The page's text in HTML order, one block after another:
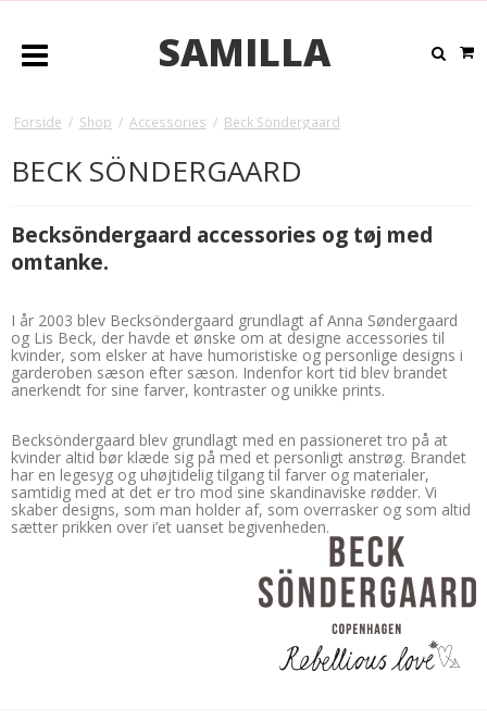
SAMILLA
Forside / Shop / Accessories / Beck Söndergaard
BECK SÖNDERGAARD
Becksöndergaard accessories og tøj med
omtanke.
I år 2003 blev Becksöndergaard grundlagt af Anna Søndergaard
og Lis Beck, der havde et ønske om at designe accessories til
kvinder, som elsker at have humoristiske og personlige designs i
garderoben sæson efter sæson. Indenfor kort tid blev brandet
anerkendt for sine farver, kontraster og unikke prints.
Becksöndergaard blev grundlagt med en passioneret tro på at
kvinder altid bør klæde sig på med et personligt anstrøg. Brandet
har en legesyg og uhøjtidelig tilgang til farver og materialer,
samtidig med at det er tro mod sine skandinaviske rødder. Vi
skaber designs, som man holder af, som overrasker og som altid
sætter prikken over i’et uanset begivenheden.